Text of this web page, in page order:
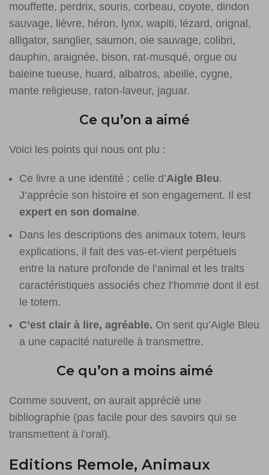
mouffette, perdrix, souris, corbeau, coyote, dindon
sauvage, lièvre, héron, lynx, wapiti, lézard, orignal,
alligator, sanglier, saumon, oie sauvage, colibri,
dauphin, araignée, bison, rat-musqué, orgue ou
baleine tueuse, huard, albatros, abeille, cygne,
mante religieuse, raton-laveur, jaguar.
Ce qu’on a aimé
Voici les points qui nous ont plu :
Ce livre a une identité : celle d’Aigle Bleu.
J’apprécie son histoire et son engagement. Il est
expert en son domaine.
Dans les descriptions des animaux totem, leurs
explications, il fait des vas-et-vient perpétuels
entre la nature profonde de l’animal et les traits
caractéristiques associés chez l’homme dont il est
le totem.
C’est clair à lire, agréable. On sent qu’Aigle Bleu
a une capacité naturelle à transmettre.
Ce qu’on a moins aimé
Comme souvent, on aurait apprécié une
bibliographie (pas facile pour des savoirs qui se
transmettent à l’oral).
Editions Remole, Animaux